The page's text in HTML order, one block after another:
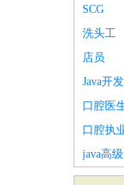
SCG
洗头工
店员
Java开
口腔医
口腔执
java高